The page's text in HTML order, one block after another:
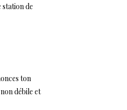
station de
ton
débile et